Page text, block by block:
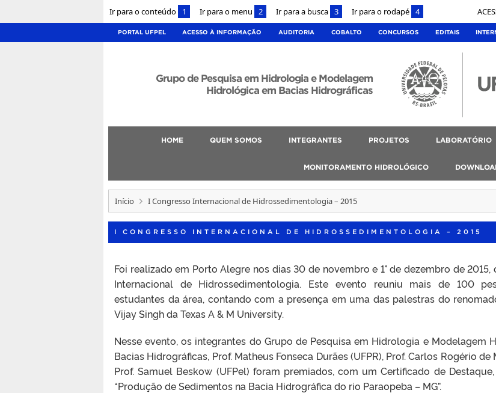
Ir para o conteúdo 1 Ir para o menu 2 Ir para a busca 3 Ir para o rodapé 4
PORTAL UFPEL ACESSO À INFORMAÇÃO AUDITORIA COBALTO CONCURSOS EDITAIS
Grupo de Pesquisa em Hidrologia e Modelagem
Hidrológica em Bacias Hidrográficas
HOME QUEM SOMOS INTEGRANTES PROJETOS LABORATÓRIO
MONITORAMENTO HIDROLÓGICO
Início I Congresso Internacional de Hidrossedimentologia – 2015
I CONGRESSO INTERNACIONAL DE HIDROSSEDIMENTOLOGIA – 2015
Foi realizado em Porto Alegre nos dias 30 de novembro e 1° de dezembro de 2015,
Internacional de Hidrossedimentologia. Este evento reuniu mais de 100
estudantes da área, contando com a presença em uma das palestras do
Vijay Singh da Texas A & M University.
Nesse evento, os integrantes do Grupo de Pesquisa em Hidrologia e Modelagem
Bacias Hidrográficas, Prof. Matheus Fonseca Durães (UFPR), Prof. Carlos Rogério de
Prof. Samuel Beskow (UFPel) foram premiados, com um Certificado de
“Produção de Sedimentos na Bacia Hidrográfica do rio Paraopeba – MG”.